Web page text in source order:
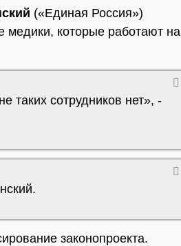
(«Единая Россия»)
медики, которые работают на
таких сотрудников нет», -
законопроекта.